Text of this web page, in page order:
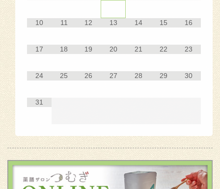
10 11 12 13 14 15 16
17 18 19 20 21 22 23
24 25 26 27 28 29 30
31